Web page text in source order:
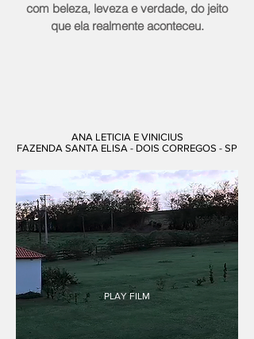
com beleza, leveza e verdade, do jeito
que ela realmente aconteceu.
ANA LETICIA E VINICIUS
FAZENDA SANTA ELISA - DOIS CORREGOS - SP
PLAY FILM